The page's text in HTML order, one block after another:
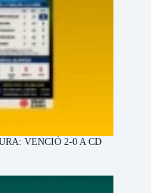
VENCIÓ 2-0 A CD